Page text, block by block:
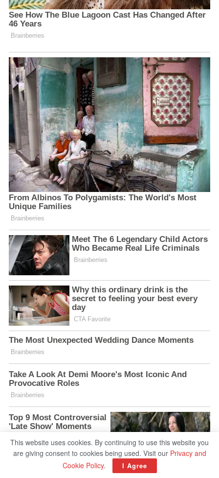
This website uses cookies. By continuing to use this website you
are giving consent to cookies being used. Visit our Privacy and
Cookie Policy. I Agree